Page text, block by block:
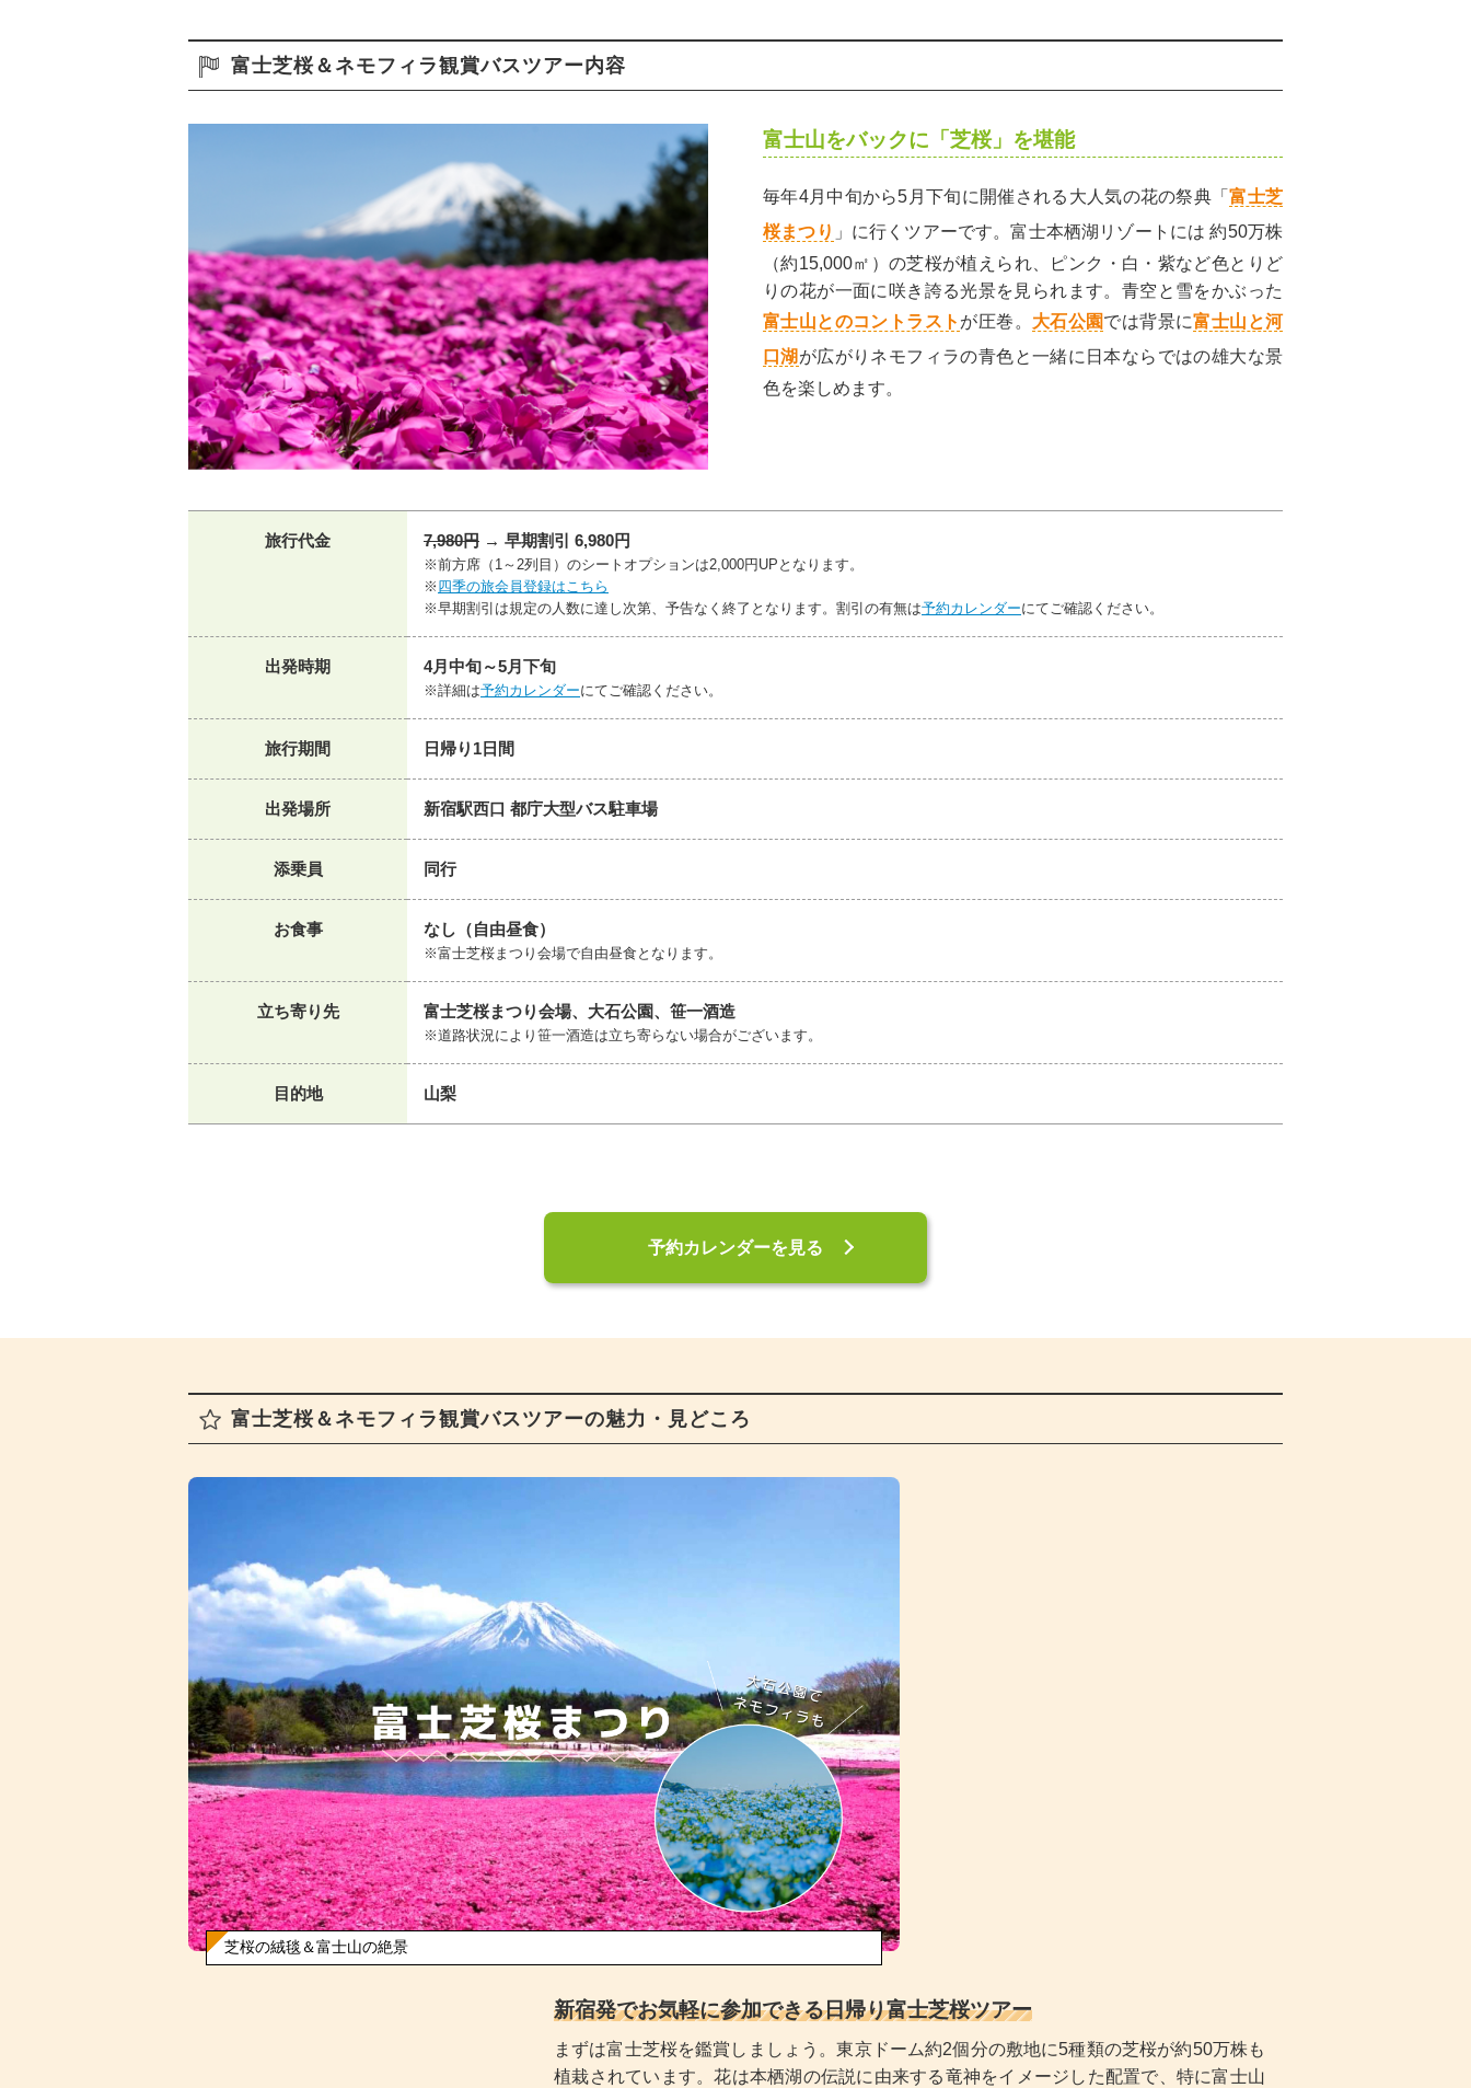
富士芝桜＆ネモフィラ観賞バスツアー内容
富士山をバックに「芝桜」を堪能
毎年4月中旬から5月下旬に開催される大人気の花の祭典「富士芝
桜まつり 」に行くツアーです。富士本栖湖リゾートには 約50万株
（約15,000㎡）の芝桜が植えられ、ピンク・白・紫など色とりど
りの花が一面に咲き誇る光景を見られます。青空と雪をかぶった
富士山とのコントラスト が圧巻。 大石公園では背景に富士山と河
口湖 が広がりネモフィラの青色と一緒に日本ならではの雄大な景
色を楽しめます。
旅行代金 7,980円 → 早期割引 6,980円
※前方席（1～2列目）のシートオプションは2,000円UPとなります。
※ 四季の旅会員登録はこちら
※早期割引は規定の人数に達し次第、予告なく終了となります。割引の有無は予約カレンダーにてご確認ください。
出発時期 4月中旬～5月下旬
※詳細は予約カレンダーにてご確認ください。
旅行期間 日帰り1日間
出発場所 新宿駅西口 都庁大型バス駐車場
添乗員 同行
お食事 なし（自由昼食）
※富士芝桜まつり会場で自由昼食となります。
立ち寄り先 富士芝桜まつり会場、大石公園、笹一酒造
※道路状況により笹一酒造は立ち寄らない場合がございます。
目的地 山梨
予約カレンダーを見る
富士芝桜＆ネモフィラ観賞バスツアーの魅力・見どころ
芝桜の絨毯＆富士山の絶景
新宿発でお気軽に参加できる日帰り富士芝桜ツアー
まずは富士芝桜を鑑賞しましょう。東京ドーム約2個分の敷地に5種類の芝桜が約50万株も
植栽されています。花は本栖湖の伝説に由来する竜神をイメージした配置で、特に富士山